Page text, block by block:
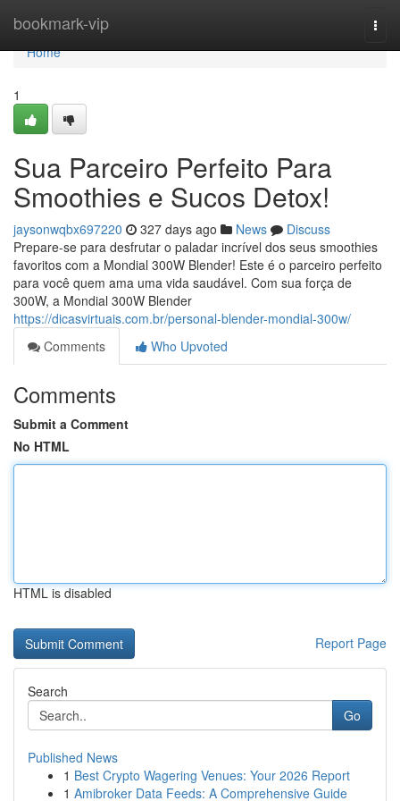
bookmark-vip
Home
Home
1
Sua Parceiro Perfeito Para
Smoothies e Sucos Detox!
jaysonwqbx697220 327 days ago News
Discuss
Prepare-se para desfrutar o paladar incrível dos seus smoothies
favoritos com a Mondial 300W Blender! Este é o parceiro perfeito
para você quem ama uma vida saudável. Com sua força de
300W, a Mondial 300W Blender
https://dicasvirtuais.com.br/personal-blender-mondial-300w/
Comments
Who Upvoted
Comments
Submit a Comment
No HTML
HTML is disabled
Report Page
Search
Go
Published News
1 Best Crypto Wagering Venues: Your 2026 Report
1 Amibroker Data Feeds: A Comprehensive Guide